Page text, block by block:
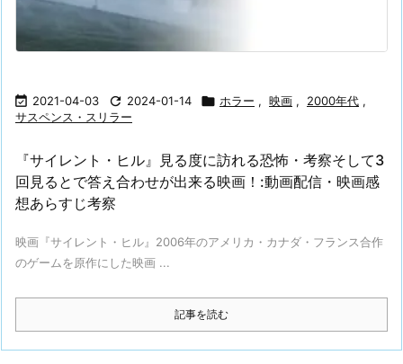
 2021-04-03  2024-01-14  ホラー , 映画 , 2000年代 ,
サスペンス・スリラー
『サイレント・ヒル』見る度に訪れる恐怖・考察そして3
回見るとで答え合わせが出来る映画！:動画配信・映画感
想あらすじ考察
映画『サイレント・ヒル』2006年のアメリカ・カナダ・フランス合作
のゲームを原作にした映画 ...
記事を読む